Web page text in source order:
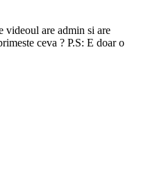
videoul are admin si are
ceva ? P.S: E doar o